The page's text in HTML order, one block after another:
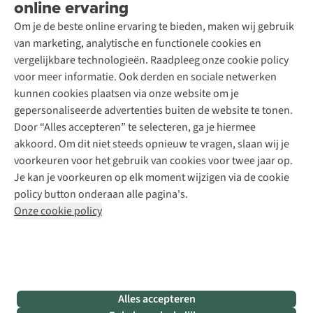
online ervaring
Om je de beste online ervaring te bieden, maken wij gebruik
van marketing, analytische en functionele cookies en
vergelijkbare technologieën. Raadpleeg onze cookie policy
voor meer informatie. Ook derden en sociale netwerken
kunnen cookies plaatsen via onze website om je
gepersonaliseerde advertenties buiten de website te tonen.
Door “Alles accepteren” te selecteren, ga je hiermee
akkoord. Om dit niet steeds opnieuw te vragen, slaan wij je
voorkeuren voor het gebruik van cookies voor twee jaar op.
Je kan je voorkeuren op elk moment wijzigen via de cookie
policy button onderaan alle pagina's.
Onze cookie policy
Alles accepteren
Contact
Toegankelijkheidsverklaring
Schoenonderhoud
Schoenherstelling
Kledingherstelling
Retouches
Voor bedrijven
Podcast
Explore Academy
Explore Camp
Gear Check
Inspiratie & advies
Meld je aan voor de nieuwsbrief
Follow us
Disclaimer Privacy Policy
Algemene voorwaarden
Cookie Policy